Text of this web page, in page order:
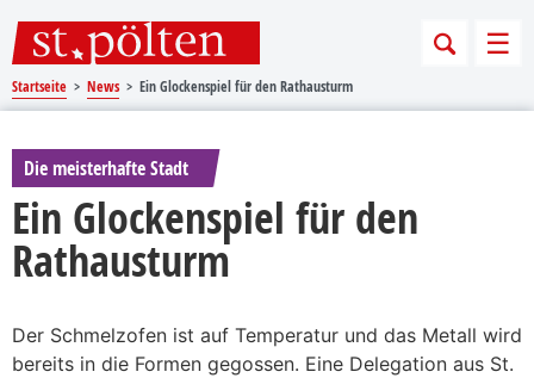
Startseite News Ein Glockenspiel für den Rathausturm
Die meisterhafte Stadt
Ein Glockenspiel für den
Rathausturm
Der Schmelzofen ist auf Temperatur und das Metall wird
bereits in die Formen gegossen. Eine Delegation aus St.